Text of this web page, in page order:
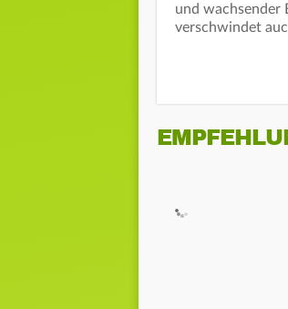
und wachsender
verschwindet